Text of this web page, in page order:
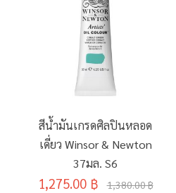
สีน้ำมันเกรดศิลปินหลอด
เดี่ยว Winsor & Newton
37มล. S6
1,275.00 ฿ 1,380.00 ฿